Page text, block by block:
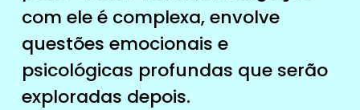
com ele é complexa, envolve
questões emocionais e
psicológicas profundas que serão
exploradas depois.